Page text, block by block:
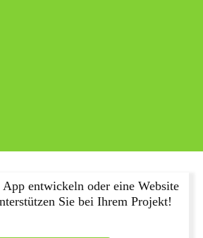
App entwickeln oder eine Website
Sie bei Ihrem Projekt!